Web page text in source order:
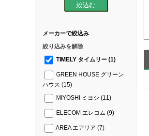
メーカーで絞込み
絞り込みを解除
TIMELY タイムリー (1)
GREEN HOUSE グリーン
ハウス (15)
MIYOSHI ミヨシ (11)
ELECOM エレコム (9)
AREA エアリア (7)